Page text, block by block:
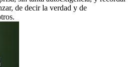
de decir la verdad y de